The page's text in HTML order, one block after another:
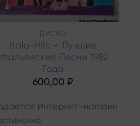
ДИСКО
Italo-Hits – Лучшие
Итальянские Песни 1982
Года
600,00₽
Интернет-магазин